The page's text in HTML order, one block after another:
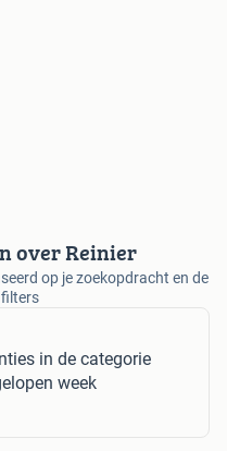
over Reinier
op je zoekopdracht en de
in de categorie
week